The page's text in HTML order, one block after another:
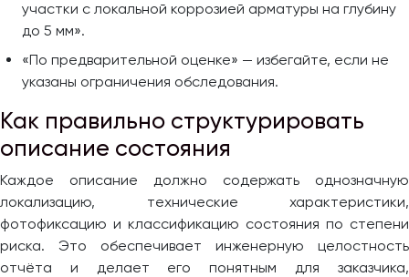
участки с локальной коррозией арматуры на глубину
до 5 мм».
«По предварительной оценке» — избегайте, если не
указаны ограничения обследования.
Как правильно структурировать
описание состояния
Каждое описание должно содержать однозначную
локализацию, технические характеристики,
фотофиксацию и классификацию состояния по степени
риска. Это обеспечивает инженерную целостность
отчёта и делает его понятным для заказчика,